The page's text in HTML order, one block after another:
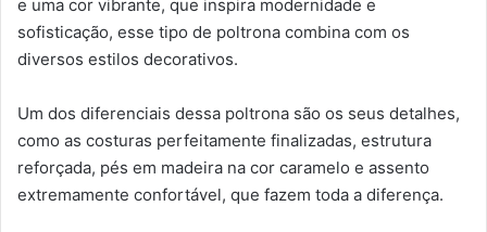
e uma cor vibrante, que inspira modernidade e
sofisticação, esse tipo de poltrona combina com os
diversos estilos decorativos.
Um dos diferenciais dessa poltrona são os seus detalhes,
como as costuras perfeitamente finalizadas, estrutura
reforçada, pés em madeira na cor caramelo e assento
extremamente confortável, que fazem toda a diferença.